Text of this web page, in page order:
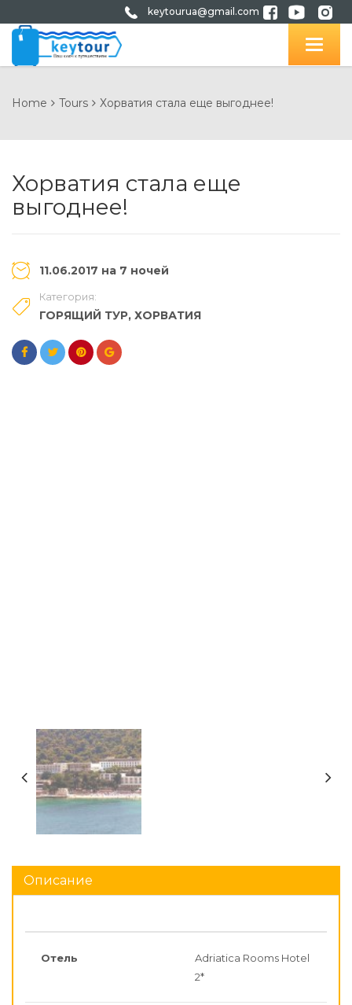
keytourua@gmail.com
Home Tours Хорватия стала еще выгоднее!
Хорватия стала еще
выгоднее!
11.06.2017 на 7 ночей
Категория:
ГОРЯЩИЙ ТУР, ХОРВАТИЯ
Описание
Отель
Adriatica Rooms Hotel
2*